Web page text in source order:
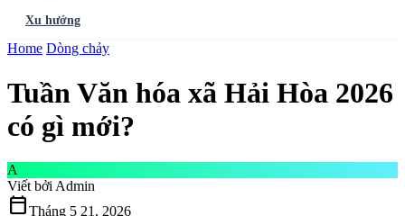
Xu hướng
Trang chủẨm thực
KÝ NGAY
Home Dòng chảy
Tuần Văn hóa xã Hải Hòa 2026
có gì mới?
A
Viết bởi Admin
calendar_todayTháng 5 21, 2026